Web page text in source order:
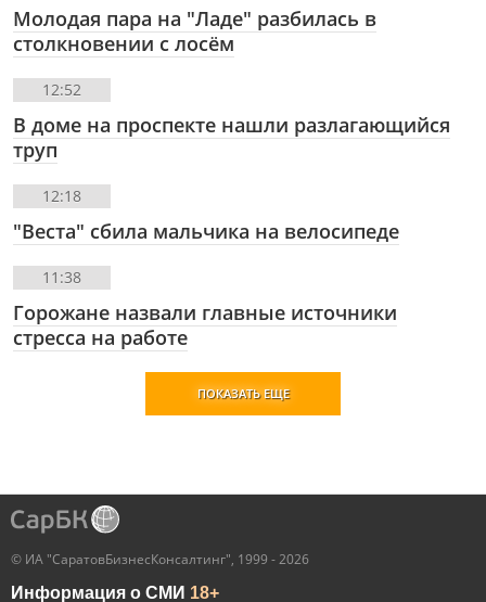
Молодая пара на "Ладе" разбилась в
столкновении с лосём
12:52
В доме на проспекте нашли разлагающийся
труп
12:18
"Веста" сбила мальчика на велосипеде
11:38
Горожане назвали главные источники
стресса на работе
ПОКАЗАТЬ ЕЩЕ
© ИА "СаратовБизнесКонсалтинг", 1999 - 2026
Информация о СМИ 18+